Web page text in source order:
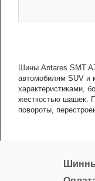
Шины Antares SMT
автомобилям SUV и
характеристиками,
жесткостью шашек.
повороты,